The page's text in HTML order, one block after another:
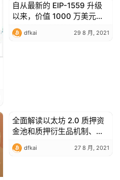
Ethereum (ETH)
自从最新的 EIP-1559 升级
以来，价值 1000 万美元的
ETH 被摧毁：报告
dfkai 29 8 月, 2021
Ethereum (ETH)
全面解读以太坊 2.0 质押资
金池和质押衍生品机制、特
点及潜在影响
dfkai 27 8 月, 2021